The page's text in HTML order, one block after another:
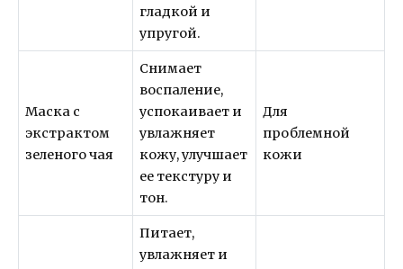
гладкой и
упругой.
Маска с
экстрактом
зеленого чая
Снимает
воспаление,
успокаивает и
увлажняет
кожу, улучшает
ее текстуру и
тон.
Для
проблемной
кожи
Питает,
увлажняет и